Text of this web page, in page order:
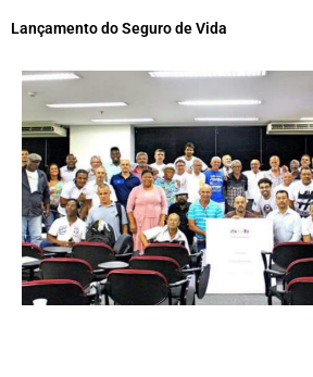
Lançamento do Seguro de Vida